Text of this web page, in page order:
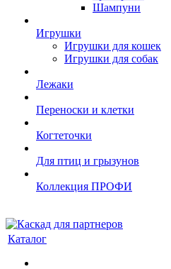
Шампуни
Игрушки
Игрушки для кошек
Игрушки для собак
Лежаки
Переноски и клетки
Когтеточки
Для птиц и грызунов
Коллекция ПРОФИ
Каталог